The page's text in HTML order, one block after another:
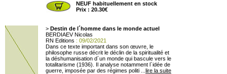
NEUF habituellement en stock
Prix : 20.30€
> Destin de l´homme dans le monde actuel
BERDIAEV Nicolas
RN Editions : 09/02/2021
Dans ce texte important dans son œuvre, le
philosophe russe décrit le déclin de la spiritualité et
la déshumanisation d´un monde qui bascule vers le
totalitarisme (1936). Il analyse notamment l´idée de
guerre, imposée par des régimes politi ... lire la suite